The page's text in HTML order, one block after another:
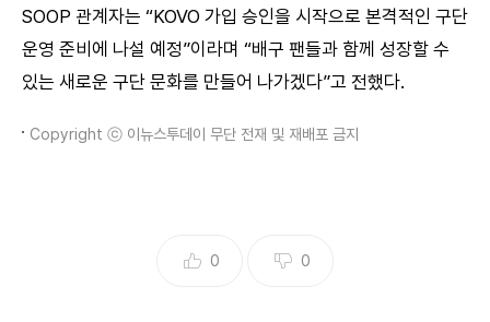
SOOP 관계자는 “KOVO 가입 승인을 시작으로 본격적인 구단
운영 준비에 나설 예정”이라며 “배구 팬들과 함께 성장할 수
있는 새로운 구단 문화를 만들어 나가겠다”고 전했다.
Copyright ⓒ 이뉴스투데이 무단 전재 및 재배포 금지
0 0